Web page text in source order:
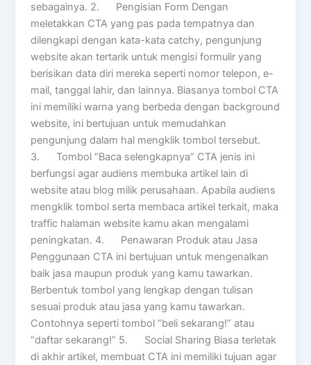
sebagainya. 2. Pengisian Form Dengan
meletakkan CTA yang pas pada tempatnya dan
dilengkapi dengan kata-kata catchy, pengunjung
website akan tertarik untuk mengisi formulir yang
berisikan data diri mereka seperti nomor telepon, e-
mail, tanggal lahir, dan lainnya. Biasanya tombol CTA
ini memiliki warna yang berbeda dengan background
website, ini bertujuan untuk memudahkan
pengunjung dalam hal mengklik tombol tersebut.
3. Tombol “Baca selengkapnya” CTA jenis ini
berfungsi agar audiens membuka artikel lain di
website atau blog milik perusahaan. Apabila audiens
mengklik tombol serta membaca artikel terkait, maka
traffic halaman website kamu akan mengalami
peningkatan. 4. Penawaran Produk atau Jasa
Penggunaan CTA ini bertujuan untuk mengenalkan
baik jasa maupun produk yang kamu tawarkan.
Berbentuk tombol yang lengkap dengan tulisan
sesuai produk atau jasa yang kamu tawarkan.
Contohnya seperti tombol “beli sekarang!” atau
“daftar sekarang!” 5. Social Sharing Biasa terletak
di akhir artikel, membuat CTA ini memiliki tujuan agar